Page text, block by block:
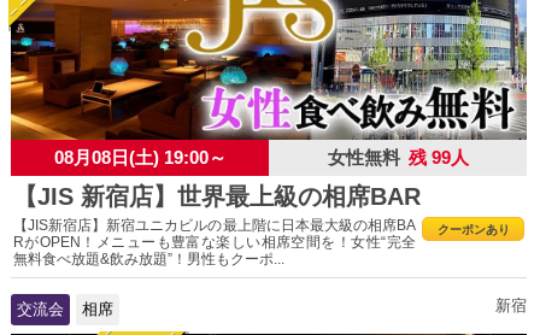
08月08日(土) 19:00～ 女性無料 残 99人
【JIS 新宿店】世界最上級の相席BAR
クーポンあり
【JIS新宿店】新宿ユニカビルの最上階に日本最大級の相席BA
RがOPEN！メニューも豊富な楽しい相席空間を！女性“完全
無料食べ放題&飲み放題”！男性もクーポ...
交流会 相席 新宿